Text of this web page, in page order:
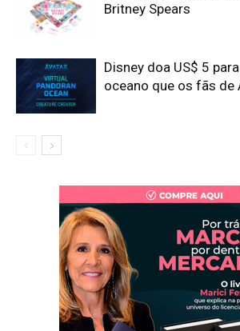
Britney Spears
Disney doa US$ 5
oceano que os fãs de